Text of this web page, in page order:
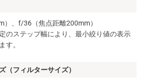
、f/36（焦点距離200mm）
のステップ幅により、最小絞り値の表示
す。
（フィルターサイズ）